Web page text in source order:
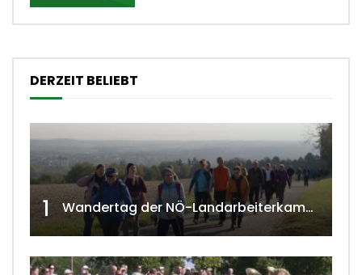
DERZEIT BELIEBT
1 Wandertag der NÖ-Landarbeiterkammer in Hollabrunn 2024